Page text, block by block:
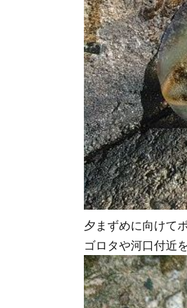
夕まずめに向けて
ゴロタや河口付近